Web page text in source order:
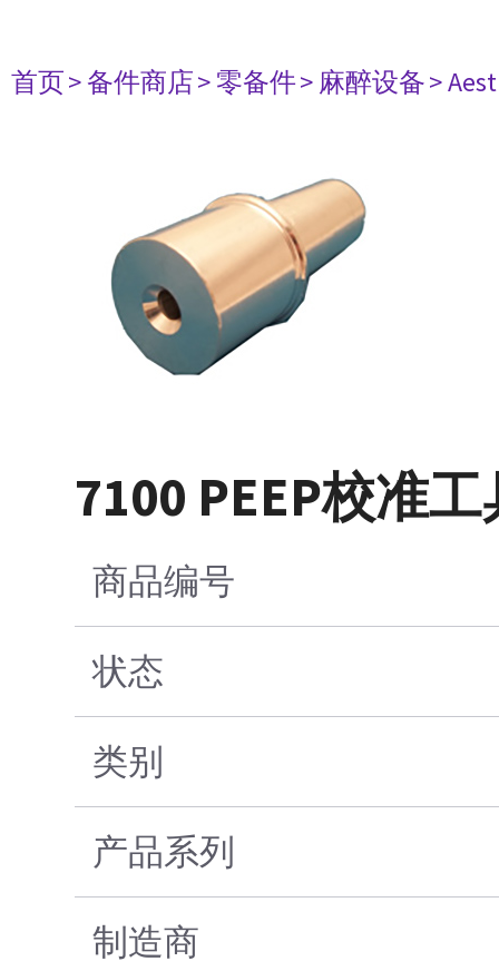
首页> 备件商店> 零备件> 麻醉设备>
7100 PEEP校准
商品编号
状态
类别
产品系列
制造商